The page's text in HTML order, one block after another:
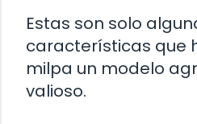
Estas son solo
características que
milpa un modelo
valioso.